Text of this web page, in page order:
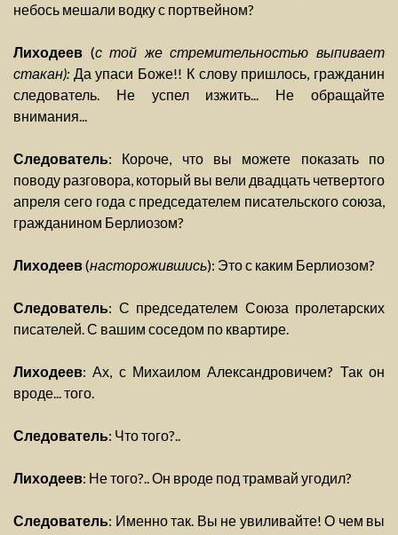
небось мешали водку с портвейном?
Лиходеев (с той же стремительностью выпивает
стакан): Да упаси Боже!! К слову пришлось, гражданин
следователь. Не успел изжить... Не обращайте
внимания...
Следователь: Короче, что вы можете показать по
поводу разговора, который вы вели двадцать четвертого
апреля сего года с председателем писательского союза,
гражданином Берлиозом?
Лиходеев(насторожившись): Это с каким Берлиозом?
Следователь: С председателем Союза пролетарских
писателей. С вашим соседом по квартире.
Лиходеев: Ах, с Михаилом Александровичем? Так он
вроде... того.
Следователь: Что того?..
Лиходеев: Не того?.. Он вроде под трамвай угодил?
Следователь: Именно так. Вы не увиливайте! О чем вы